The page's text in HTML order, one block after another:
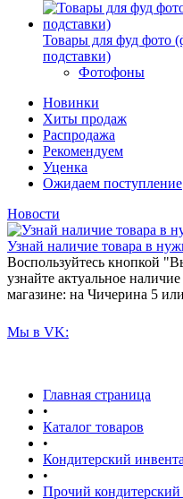
Товары для фуд фото
подставки)
Фотофоны
Новинки
Хиты продаж
Распродажа
Рекомендуем
Уценка
Ожидаем поступление
Новости
Узнай наличие товара в
Воспользуйтесь кнопкой
узнайте актуальное
магазине: на Чичерина 5
Мы в VK:
Главная страница
•
Каталог товаров
•
Кондитерский
•
Прочий